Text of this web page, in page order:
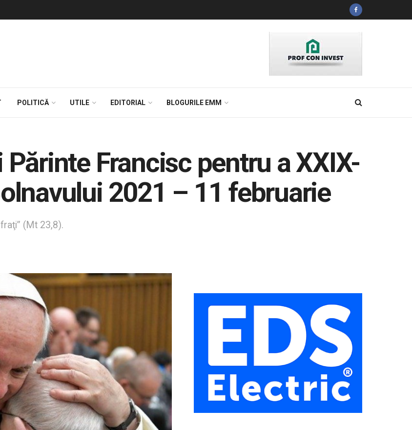
POLITICĂ UTILE EDITORIAL BLOGURILE EMM
Francisc pentru a XXIX-
2021 – 11 februarie
(Mt 23,8).